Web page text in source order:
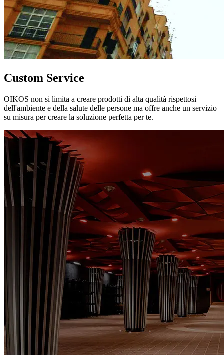
Custom Service
OIKOS non si limita a creare prodotti di alta qualità rispettosi
dell'ambiente e della salute delle persone ma offre anche un servizio
su misura per creare la soluzione perfetta per te.